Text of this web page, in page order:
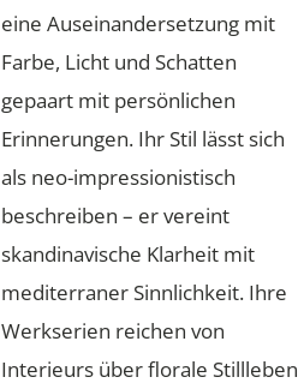
eine Auseinandersetzung mit
Farbe, Licht und Schatten
gepaart mit persönlichen
Erinnerungen. Ihr Stil lässt sich
als neo-impressionistisch
beschreiben – er vereint
skandinavische Klarheit mit
mediterraner Sinnlichkeit. Ihre
Werkserien reichen von
Interieurs über florale Stillleben